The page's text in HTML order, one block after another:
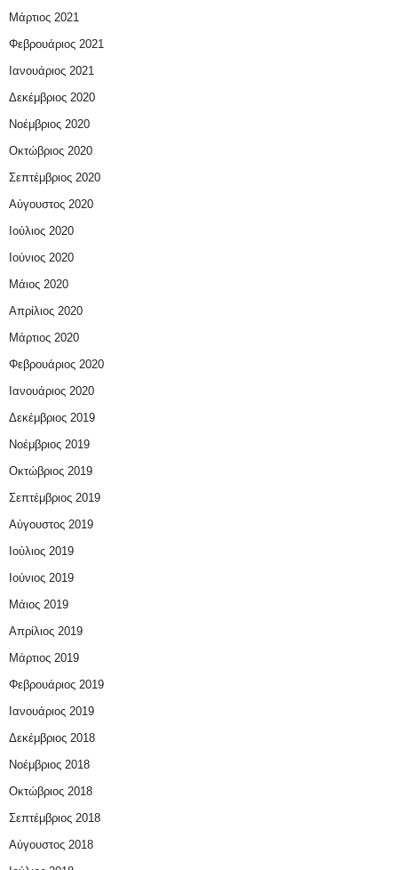
Μάρτιος 2021
Φεβρουάριος 2021
Ιανουάριος 2021
Δεκέμβριος 2020
Νοέμβριος 2020
Οκτώβριος 2020
Σεπτέμβριος 2020
Αύγουστος 2020
Ιούλιος 2020
Ιούνιος 2020
Μάιος 2020
Απρίλιος 2020
Μάρτιος 2020
Φεβρουάριος 2020
Ιανουάριος 2020
Δεκέμβριος 2019
Νοέμβριος 2019
Οκτώβριος 2019
Σεπτέμβριος 2019
Αύγουστος 2019
Ιούλιος 2019
Ιούνιος 2019
Μάιος 2019
Απρίλιος 2019
Μάρτιος 2019
Φεβρουάριος 2019
Ιανουάριος 2019
Δεκέμβριος 2018
Νοέμβριος 2018
Οκτώβριος 2018
Σεπτέμβριος 2018
Αύγουστος 2018